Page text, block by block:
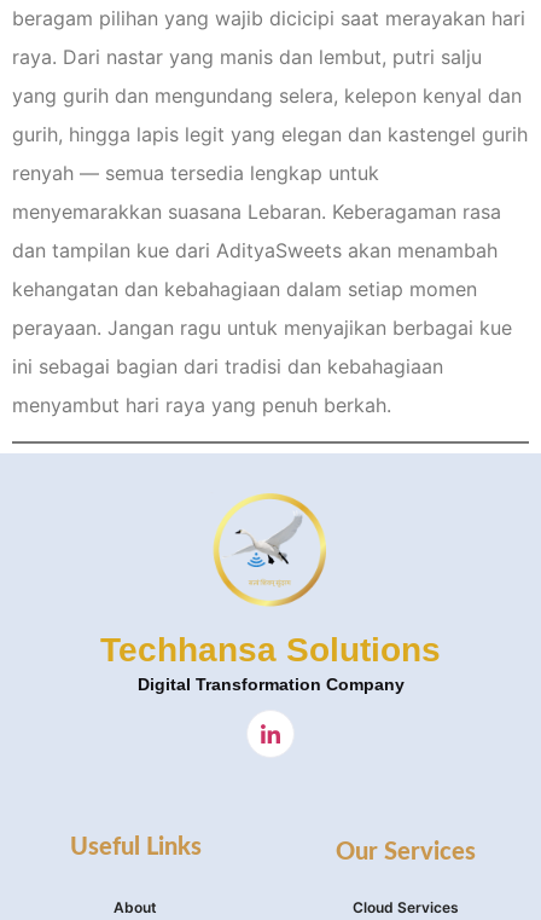
beragam pilihan yang wajib dicicipi saat merayakan hari
raya. Dari nastar yang manis dan lembut, putri salju
yang gurih dan mengundang selera, kelepon kenyal dan
gurih, hingga lapis legit yang elegan dan kastengel gurih
renyah — semua tersedia lengkap untuk
menyemarakkan suasana Lebaran. Keberagaman rasa
dan tampilan kue dari AdityaSweets akan menambah
kehangatan dan kebahagiaan dalam setiap momen
perayaan. Jangan ragu untuk menyajikan berbagai kue
ini sebagai bagian dari tradisi dan kebahagiaan
menyambut hari raya yang penuh berkah.
Techhansa Solutions
Digital Transformation Company
Useful Links
About
Our Services
Cloud Services